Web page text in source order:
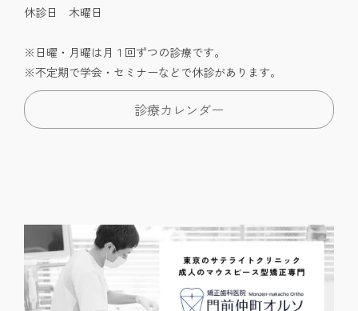
休診日 木曜日
※日曜・月曜は月１回ずつの診療です。
※不定期で学会・セミナーなどで休診があります。
診療カレンダー